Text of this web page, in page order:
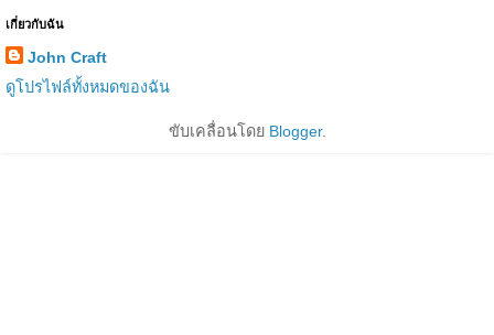
เกี่ยวกับฉัน
John Craft
ดูโปรไฟล์ทั้งหมดของฉัน
ขับเคลื่อนโดย Blogger.